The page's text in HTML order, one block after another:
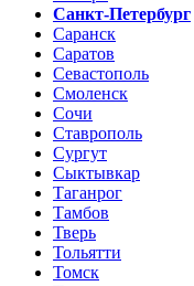
Санкт-Петербург
Саранск
Саратов
Севастополь
Смоленск
Сочи
Ставрополь
Сургут
Сыктывкар
Таганрог
Тамбов
Тверь
Тольятти
Томск